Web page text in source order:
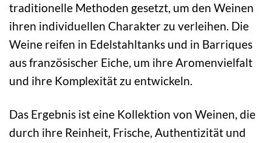
traditionelle Methoden gesetzt, um den Weinen
ihren individuellen Charakter zu verleihen. Die
Weine reifen in Edelstahltanks und in Barriques
aus französischer Eiche, um ihre Aromenvielfalt
und ihre Komplexität zu entwickeln.
Das Ergebnis ist eine Kollektion von Weinen, die
durch ihre Reinheit, Frische, Authentizität und